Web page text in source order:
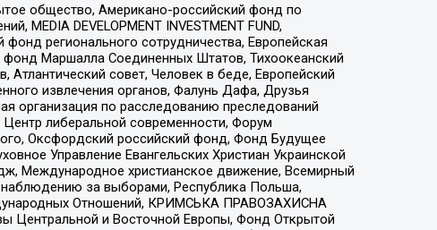
общество, Американо-российский фонд по
DEVELOPMENT INVESTMENT FUND,
регионального сотрудничества, Европейская
Маршалла Соединенных Штатов, Тихоокеанский
совет, Человек в беде, Европейский
извлечения органов, Фалунь Дафа, Друзья
организация по расследованию преследований
либеральной современности, Форум
Оксфордский российский фонд, Фонд Будущее
Управление Евангельских Христиан Украинской
Международное христианское движение, Всемирный
наблюдению за выборами, Республика Польша,
Отношений, КРИМСЬКА ПРАВОЗАХИСНА
Центральной и Восточной Европы, Фонд Открытой